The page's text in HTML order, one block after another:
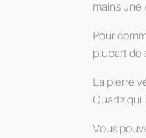
mains une
Pour
plupart de
La pierre
Quartz qui
Vous